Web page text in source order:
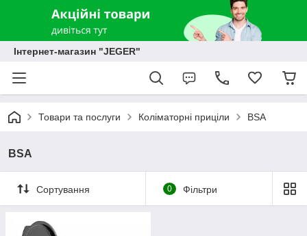
Інтернет-магазин "JEGER"
Товари та послуги Коліматорні приціли BSA
BSA
Сортування 0 Фільтри